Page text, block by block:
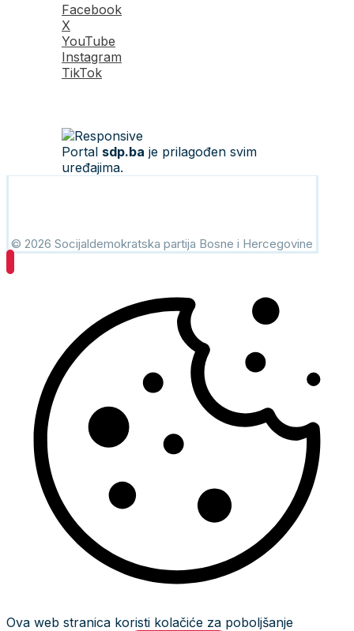
Facebook
X
YouTube
Instagram
TikTok
Portal sdp.ba je prilagođen svim
uređajima.
© 2026 Socijaldemokratska partija Bosne i Hercegovine
Ova web stranica koristi kolačiće za poboljšanje